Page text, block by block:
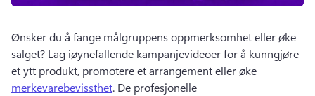
Ønsker du å fange målgruppens oppmerksomhet eller øke
salget? Lag iøynefallende kampanjevideoer for å kunngjøre
et ytt produkt, promotere et arrangement eller øke
merkevarebevissthet. De profesjonelle